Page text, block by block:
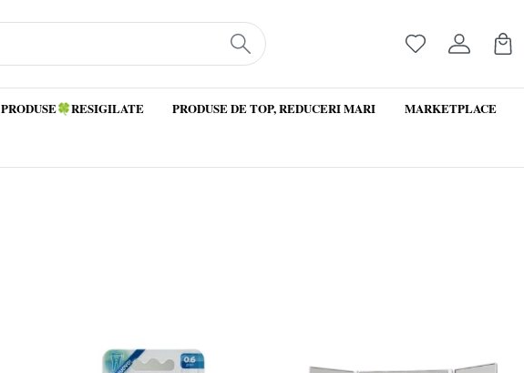
PRODUSE🍀RESIGILATE PRODUSE DE TOP, REDUCERI MARI MARKETPLACE